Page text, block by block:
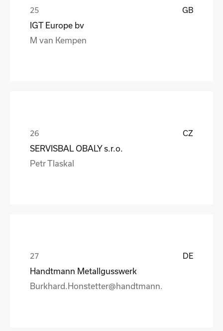
GB
IGT Europe bv
M van Kempen
CZ
SERVISBAL OBALY s.r.o.
Petr Tlaskal
DE
Handtmann Metallgusswerk
Burkhard.Honstetter@handtmann.